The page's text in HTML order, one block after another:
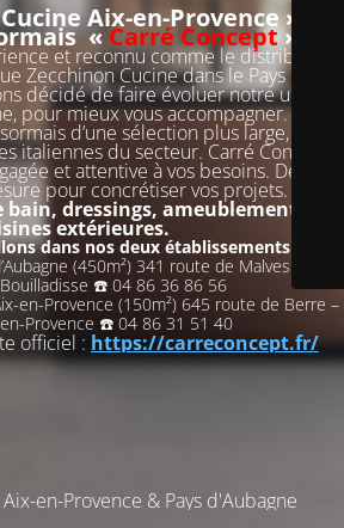
Aix-en-Provence »
«Carré Concept »
et reconnu comme le distributeur
Zecchinon Cucine dans le Pays d’Aix-
décidé de faire évoluer notre univers
pour mieux vous accompagner.
d’une sélection plus large, avec
italiennes du secteur. Carré Concept,
et attentive à vos besoins. Des
pour concrétiser vos projets.
bain, dressings, ameublement et
extérieures.
dans nos deux établissements :
(450m²) 341 route de Malvesine –
☎️ 04 86 36 86 56
en-Provence (150m²) 645 route de Berre –
Provence ☎️ 04 86 31 51 40
officiel : https://carreconcept.fr/
en-Provence & Pays d'Aubagne